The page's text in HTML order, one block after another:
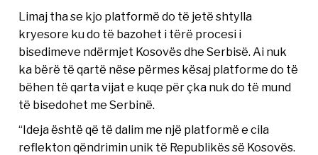
Limaj tha se kjo platformë do të jetë shtylla
kryesore ku do të bazohet i tërë procesi i
bisedimeve ndërmjet Kosovës dhe Serbisë. Ai nuk
ka bërë të qartë nëse përmes kësaj platforme do të
bëhen të qarta vijat e kuqe për çka nuk do të mund
të bisedohet me Serbinë.
“Ideja është që të dalim me një platformë e cila
reflekton qëndrimin unik të Republikës së Kosovës.